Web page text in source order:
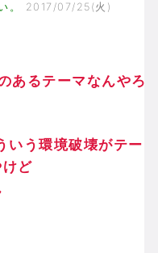
。
2017/07/25(火)
あるテーマなんやろ
いう環境破壊がテー
ど